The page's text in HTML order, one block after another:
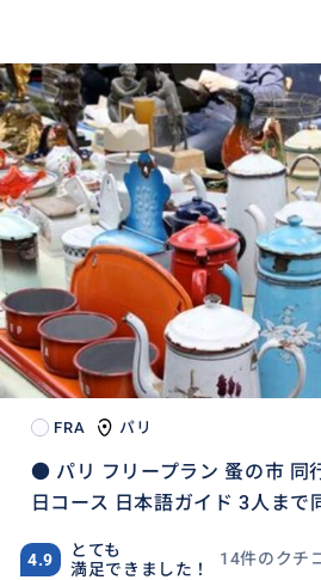
FRA パリ
● パリ フリープラン 蚤の市 同
日コース 日本語ガイド 3人まで
4.9
とても
満足できました！
14件のクチ